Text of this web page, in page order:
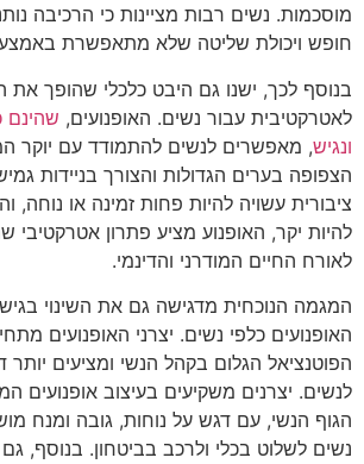
מוסכמות. נשים רבות מציינות כי הרכיבה
חופש ויכולת שליטה שלא מתאפשרת
בנוסף לכך, ישנו גם היבט כלכלי שהופך את
לאטרקטיבית עבור נשים. האופנועים, שהינם
ונגיש, מאפשרים לנשים להתמודד עם יוקר
הצפופה בערים הגדולות והצורך בניידות
ציבורית עשויה להיות פחות זמינה או נוחה,
להיות יקר, האופנוע מציע פתרון אטרקטיבי
לאורח החיים המודרני והדינמי.
המגמה הנוכחית מדגישה גם את השינוי
האופנועים כלפי נשים. יצרני האופנועים
הפוטנציאל הגלום בקהל הנשי ומציעים
לנשים. יצרנים משקיעים בעיצוב אופנועים
הגוף הנשי, עם דגש על נוחות, גובה ומנח
נשים לשלוט בכלי ולרכב בביטחון. בנוסף,